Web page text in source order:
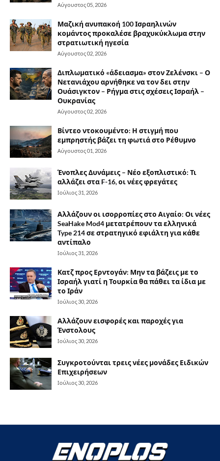
Αύγουστος 05, 2026
Μαζική ανυπακοή 100 Ισραηλινών
κομάντος προκαλέσε βραχυκύκλωμα στην
στρατιωτική ηγεσία
Αύγουστος 02, 2026
Διπλωματικό «άδειασμα» στον Ζελένσκι – Ο
Νετανιάχου αρνήθηκε να τον δει στην
Ουάσιγκτον – Ρήγμα στις σχέσεις Ισραήλ –
Ουκρανίας
Αύγουστος 02, 2026
Βίντεο ντοκουμέντο: Η στιγμή που
εμπρηστής βάζει τη φωτιά στο Ρέθυμνο
Αύγουστος 01, 2026
Ένοπλες Δυνάμεις – Νέο εξοπλιστικό: Τι
αλλάζει στα F-16, οι νέες φρεγάτες
Ιούλιος 31, 2026
Αλλάζουν οι ισορροπίες στο Αιγαίο: Οι νέες
SeaHake Mod4 μετατρέπουν τα ελληνικά
Type 214 σε στρατηγικό εφιάλτη για κάθε
αντίπαλο
Ιούλιος 31, 2026
Κατζ προς Ερντογάν: Μην τα βάζεις με το
Ισραήλ γιατί η Τουρκία θα πάθει τα ίδια με
το Ιράν
Ιούλιος 30, 2026
Αλλάζουν εισφορές και παροχές για
Ένστολους
Ιούλιος 30, 2026
Συγκροτούνται τρεις νέες μονάδες Ειδικών
Επιχειρήσεων
Ιούλιος 30, 2026